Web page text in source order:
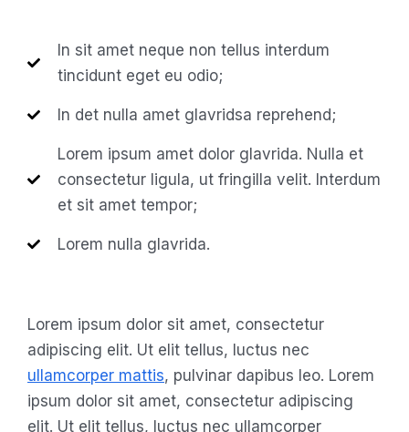
In sit amet neque non tellus interdum
tincidunt eget eu odio;
In det nulla amet glavridsa reprehend;
Lorem ipsum amet dolor glavrida. Nulla et
consectetur ligula, ut fringilla velit. Interdum
et sit amet tempor;
Lorem nulla glavrida.
Lorem ipsum dolor sit amet, consectetur
adipiscing elit. Ut elit tellus, luctus nec
ullamcorper mattis, pulvinar dapibus leo. Lorem
ipsum dolor sit amet, consectetur adipiscing
elit. Ut elit tellus, luctus nec ullamcorper